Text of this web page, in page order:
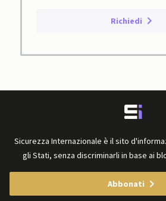
Richiedi
Sicurezza Internazionale è il sito
gli Stati, senza discriminarli in base ai
Abbonati